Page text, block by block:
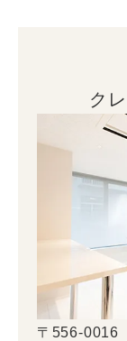
ク
〒556-0016